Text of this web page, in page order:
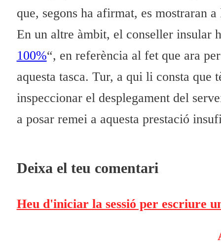
que, segons ha afirmat, es mostraran
En un altre àmbit, el conseller insular
100%“, en referència al fet que ara
aquesta tasca. Tur, a qui li consta que
inspeccionar el desplegament del
a posar remei a aquesta prestació
Deixa el teu comentari
Heu d'iniciar la sessió per escriure